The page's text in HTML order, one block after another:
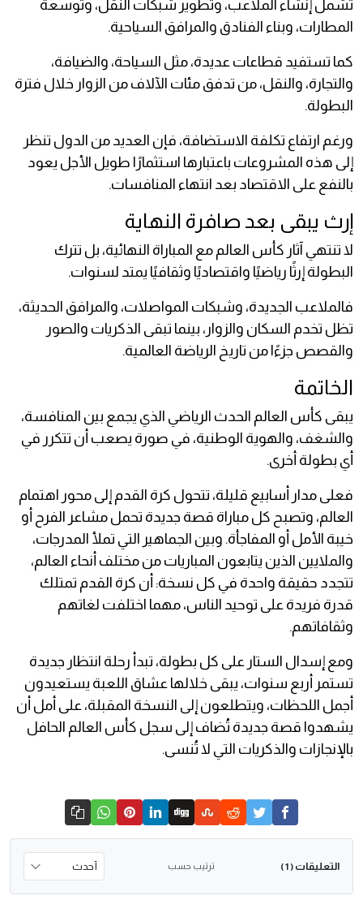
تشمل إنشاء الملاعب، وتطوير شبكات النقل، وتوسعة
المطارات، وبناء الفنادق والمرافق السياحية.
كما تستفيد قطاعات عديدة، مثل السياحة، والضيافة،
والتجارة، والنقل، من تدفق مئات الآلاف من الزوار خلال فترة
البطولة.
ورغم ارتفاع تكلفة الاستضافة، فإن العديد من الدول تنظر
إلى هذه المشروعات باعتبارها استثمارًا طويل الأجل يعود
بالنفع على الاقتصاد بعد انتهاء المنافسات.
إرث يبقى بعد صافرة النهاية
لا تنتهي آثار كأس العالم مع المباراة النهائية، بل تترك
البطولة إرثًا رياضيًا واقتصاديًا وثقافيًا يمتد لسنوات.
فالملاعب الجديدة، وشبكات المواصلات، والمرافق الحديثة،
تظل تخدم السكان والزوار، بينما تبقى الذكريات والصور
والقصص جزءًا من تاريخ الرياضة العالمية.
الخاتمة
يبقى كأس العالم الحدث الرياضي الذي يجمع بين المنافسة،
والشغف، والهوية الوطنية، في صورة يصعب أن تتكرر في
أي بطولة أخرى.
فعلى مدار أسابيع قليلة، تتحول كرة القدم إلى محور اهتمام
العالم، وتصبح كل مباراة قصة جديدة تحمل مشاعر الفرح أو
خيبة الأمل أو المفاجأة. وبين الجماهير التي تملأ المدرجات،
والملايين الذين يتابعون المباريات من مختلف أنحاء العالم،
تتجدد حقيقة واحدة في كل نسخة: أن كرة القدم تمتلك
قدرة فريدة على توحيد الناس، مهما اختلفت لغاتهم
وثقافاتهم.
ومع إسدال الستار على كل بطولة، تبدأ رحلة انتظار جديدة
تستمر أربع سنوات، يبقى خلالها عشاق اللعبة يستعيدون
أجمل اللحظات، ويتطلعون إلى النسخة المقبلة، على أمل أن
يشهدوا قصة جديدة تُضاف إلى سجل كأس العالم الحافل
بالإنجازات والذكريات التي لا تُنسى.
التعليقات ( 1 ) ترتيب حسب